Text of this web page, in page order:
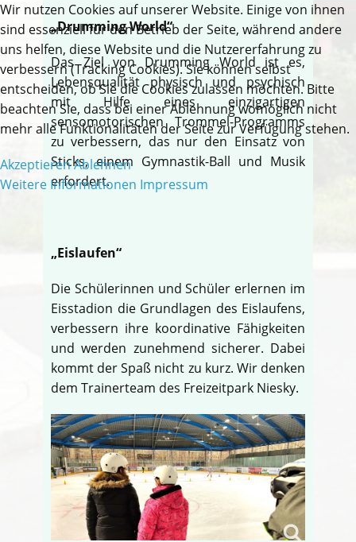
„Drumming World“
Das Ziel von Drumming World ist es,
Lebensqualität physisch und psychisch
mit Hilfe eines einzigartigen
sensomotorischen Trommel-Programms
zu verbessern, das nur den Einsatz von
Sticks, einem Gymnastik-Ball und Musik
erfordert.
„Eislaufen“
Die Schülerinnen und Schüler erlernen im
Eisstadion die Grundlagen des Eislaufens,
verbessern ihre koordinative Fähigkeiten
und werden zunehmend sicherer. Dabei
kommt der Spaß nicht zu kurz. Wir denken
dem Trainerteam des Freizeitpark Niesky.
Wir nutzen Cookies auf unserer Website. Einige von ihnen
sind essenziell für den Betrieb der Seite, während andere
uns helfen, diese Website und die Nutzererfahrung zu
verbessern (Tracking Cookies). Sie können selbst
entscheiden, ob Sie die Cookies zulassen möchten. Bitte
beachten Sie, dass bei einer Ablehnung womöglich nicht
mehr alle Funktionalitäten der Seite zur Verfügung stehen.
AkzeptierenAblehnen
Weitere Informationen Impressum